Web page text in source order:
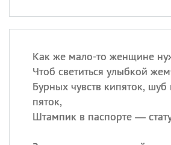
Как же мало-то женщине
Чтоб светиться улыбкой
Бурных чувств кипяток,
пяток,
Штампик в паспорте —